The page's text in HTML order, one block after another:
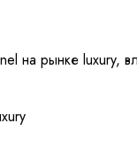
на рынке